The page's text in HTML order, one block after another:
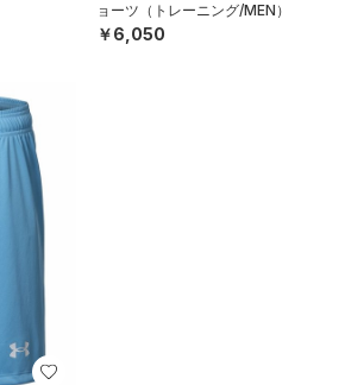
ョーツ（トレーニング/MEN）
￥6,050